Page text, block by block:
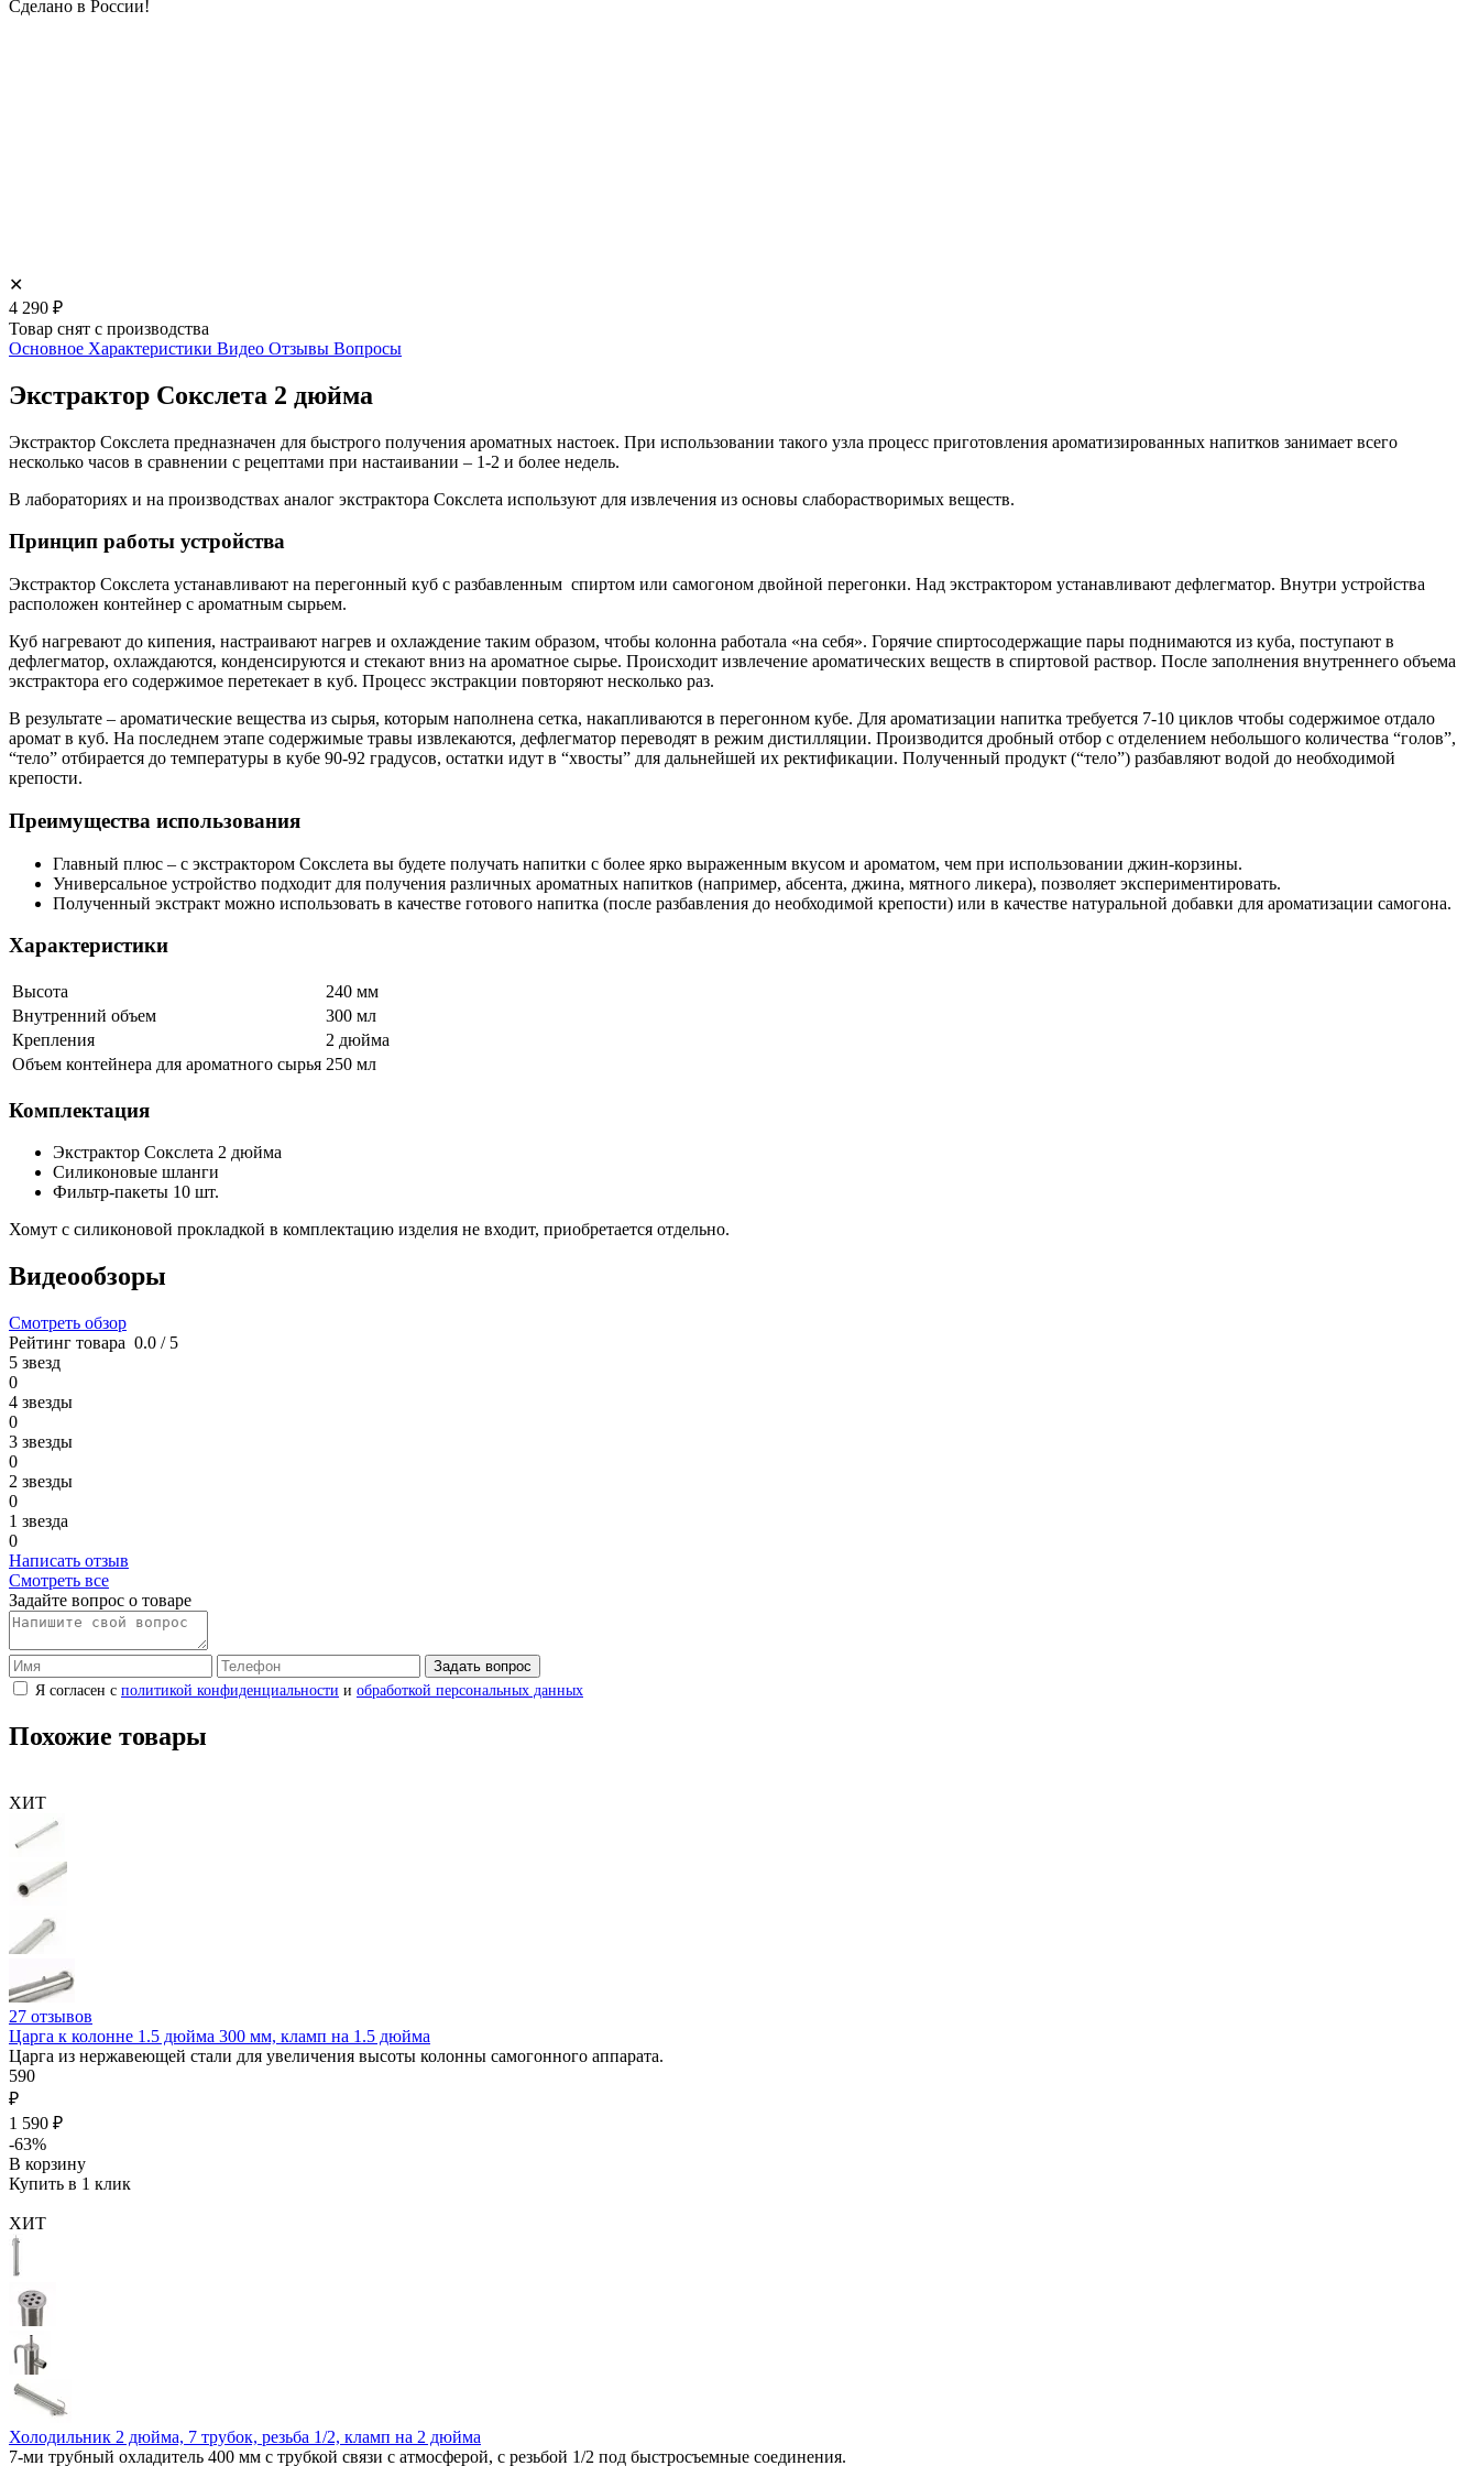
Сделано в России!
✕
4 290 ₽
Товар снят с производства
Основное Характеристики Видео Отзывы Вопросы
Экстрактор Сокслета 2 дюйма
Экстрактор Сокслета предназначен для быстрого получения ароматных настоек. При использовании такого узла процесс приготовления ароматизированных напитков занимает всего
несколько часов в сравнении с рецептами при настаивании – 1-2 и более недель.
В лабораториях и на производствах аналог экстрактора Сокслета используют для извлечения из основы слаборастворимых веществ.
Принцип работы устройства
Экстрактор Сокслета устанавливают на перегонный куб с разбавленным спиртом или самогоном двойной перегонки. Над экстрактором устанавливают дефлегматор. Внутри устройства
расположен контейнер с ароматным сырьем.
Куб нагревают до кипения, настраивают нагрев и охлаждение таким образом, чтобы колонна работала «на себя». Горячие спиртосодержащие пары поднимаются из куба, поступают в
дефлегматор, охлаждаются, конденсируются и стекают вниз на ароматное сырье. Происходит извлечение ароматических веществ в спиртовой раствор. После заполнения внутреннего объема
экстрактора его содержимое перетекает в куб. Процесс экстракции повторяют несколько раз.
В результате – ароматические вещества из сырья, которым наполнена сетка, накапливаются в перегонном кубе. Для ароматизации напитка требуется 7-10 циклов чтобы содержимое отдало
аромат в куб. На последнем этапе содержимые травы извлекаются, дефлегматор переводят в режим дистилляции. Производится дробный отбор с отделением небольшого количества “голов”,
“тело” отбирается до температуры в кубе 90-92 градусов, остатки идут в “хвосты” для дальнейшей их ректификации. Полученный продукт (“тело”) разбавляют водой до необходимой
крепости.
Преимущества использования
Главный плюс – с экстрактором Сокслета вы будете получать напитки с более ярко выраженным вкусом и ароматом, чем при использовании джин-корзины.
Универсальное устройство подходит для получения различных ароматных напитков (например, абсента, джина, мятного ликера), позволяет экспериментировать.
Полученный экстракт можно использовать в качестве готового напитка (после разбавления до необходимой крепости) или в качестве натуральной добавки для ароматизации самогона.
Характеристики
Высота
240 мм
Внутренний объем
300 мл
Крепления
2 дюйма
Объем контейнера для ароматного сырья 250 мл
Комплектация
Экстрактор Сокслета 2 дюйма
Силиконовые шланги
Фильтр-пакеты 10 шт.
Хомут с силиконовой прокладкой в комплектацию изделия не входит, приобретается отдельно.
Видеообзоры
Смотреть обзор
Рейтинг товара 0.0 / 5
5 звезд
0
4 звезды
0
3 звезды
0
2 звезды
0
1 звезда
0
Написать отзыв
Смотреть все
Задайте вопрос о товаре
Задать вопрос
Я согласен с политикой конфиденциальности и обработкой персональных данных
Похожие товары
ХИТ
27 отзывов
Царга к колонне 1.5 дюйма 300 мм, кламп на 1.5 дюйма
Царга из нержавеющей стали для увеличения высоты колонны самогонного аппарата.
590
₽
1 590 ₽
-63%
В корзину
Купить в 1 клик
ХИТ
Холодильник 2 дюйма, 7 трубок, резьба 1/2, кламп на 2 дюйма
7-ми трубный охладитель 400 мм с трубкой связи с атмосферой, с резьбой 1/2 под быстросъемные соединения.